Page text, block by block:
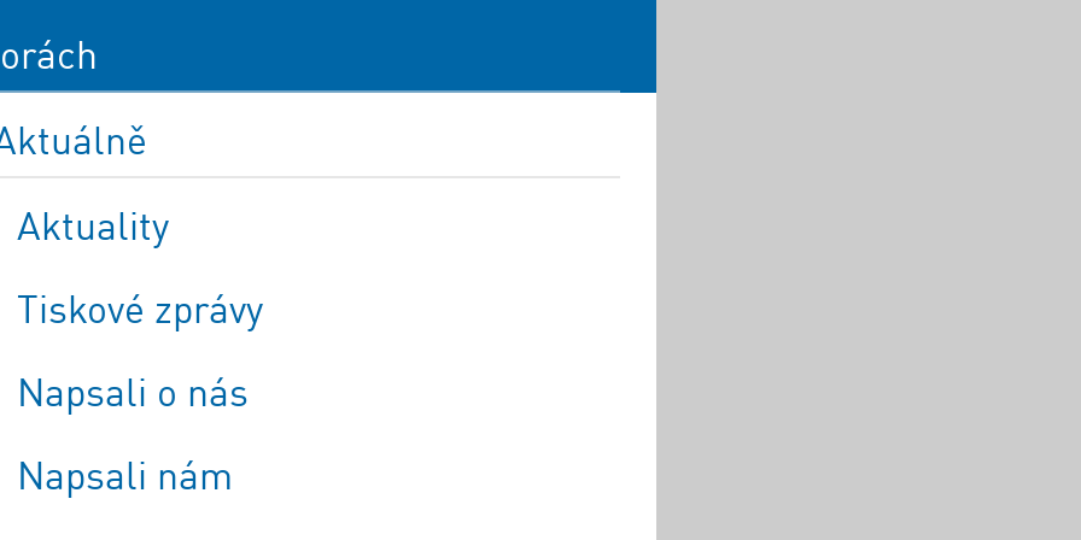
Aktuality
Tiskové zprávy
Napsali o nás
Napsali nám